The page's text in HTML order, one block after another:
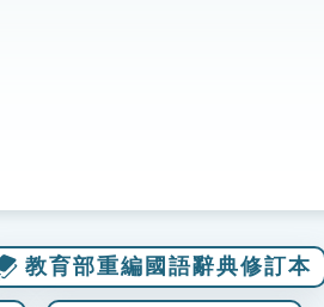
教育部重編國語辭典修訂本